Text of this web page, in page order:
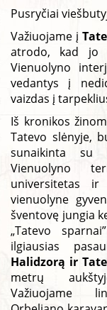
Pusryčiai
Važiuojame į
atrodo, kad jo
Vienuolyno
vedantys į
vaizdas į
Iš kronikos
Tatevo slėnyje,
sunaikinta su
Vienuolyno
universitetas
vienuolyne
šventovę jungia
„Tatevo
ilgiausias
Halidzorą ir
metrų
Važiuojame